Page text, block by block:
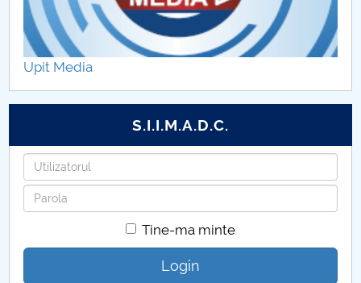
Colectivul de Limba şi literatura franceză
Colectivul de Istorie
Colectivul de Arte
Upit Media
S.I.I.M.A.D.C.
Utilizatorul
Parola
Tine-ma minte
Login